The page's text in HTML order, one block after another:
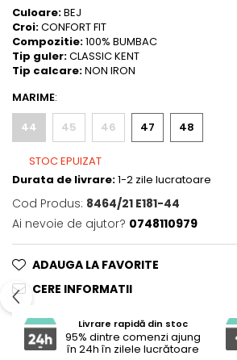
Culoare:BEJ
Croi:CONFORT FIT
Compozitie:100% BUMBAC
Tip guler:CLASSIC KENT
Tip calcare:NON IRON
MARIME:
44
45 46 47 48
STOC EPUIZAT
Durata de livrare:1-2 zile lucratoare
Cod Produs: 8464/21 E181-44
Ai nevoie de ajutor? 0748110979
ADAUGA LA FAVORITE
CERE INFORMATII
Livrare rapidă din stoc
95% dintre comenzi ajung
în 24h în zilele lucrătoare